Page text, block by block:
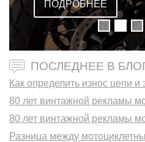
ПОДРОБНЕЕ
ПОСЛЕДНЕЕ В
Как определить износ цепи и
80 лет винтажной рекламы
80 лет винтажной рекламы
Разница между